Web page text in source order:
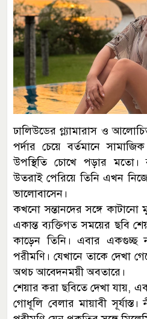
ঢালিউডের গ্ল্যামারাস ও
পর্দার চেয়ে বর্তমানে
উপস্থিতি চোখে পড়ার মতো।
উতরাই পেরিয়ে তিনি এখন
ভালোবাসেন।
কখনো সন্তানদের সঙ্গে
একান্ত ব্যক্তিগত সময়ের ছবি
কাড়েন তিনি। এবার একগুচ্ছ
পরীমণি। যেখানে তাকে দেখা
অথচ আবেদনময়ী অবতারে।
শেয়ার করা ছবিতে দেখা যায়,
গোধূলি বেলার মায়াবী